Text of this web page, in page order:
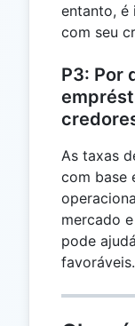
entanto, é
com seu
P3: Por
As taxas
com base
mercado
pode
favoráveis.